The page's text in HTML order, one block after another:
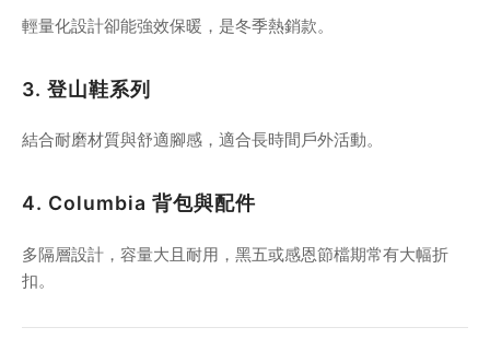
輕量化設計卻能強效保暖，是冬季熱銷款。
3. 登山鞋系列
結合耐磨材質與舒適腳感，適合長時間戶外活動。
4. Columbia 背包與配件
多隔層設計，容量大且耐用，黑五或感恩節檔期常有大幅折
扣。